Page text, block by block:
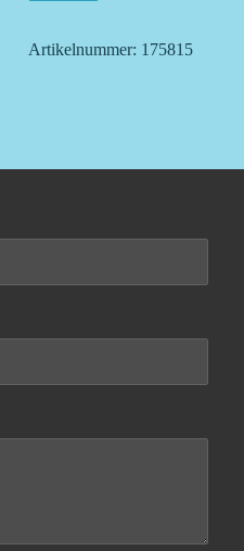
Artikelnummer: 175815